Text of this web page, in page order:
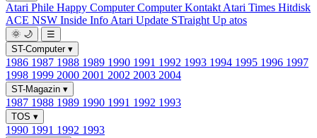
Atari Phile Happy ComputerComputer Kontakt Atari Times Hitdisk
ACE NSW Inside Info Atari Update STraight Up atos
🌞 🌙
☰
ST-Computer ▾
1986 1987 1988 1989 1990 1991 1992 1993 1994 1995 1996 1997
1998 1999 2000 2001 2002 2003 2004
ST-Magazin ▾
1987 1988 1989 1990 1991 1992 1993
TOS ▾
1990 1991 1992 1993